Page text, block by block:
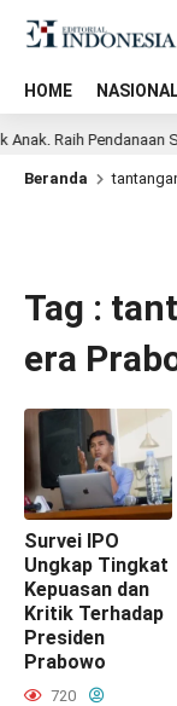
HOME
Raih Pendanaan
Beranda
Tag :
era
Survei IPO
Ungkap Tingkat
Kepuasan dan
Kritik Terhadap
Presiden
Prabowo
720